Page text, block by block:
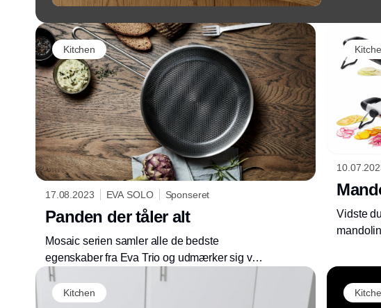
Kitchen
17.08.2023 EVA SOLO Sponseret
Panden der tåler alt
Mosaic serien samler alle de bedste
egenskaber fra Eva Trio og udmærker sig ved
den hårde keramiske belægning - helt fri for
PFAS - hvor du trygt kan bruge alle former for
Vidste
Kitchen